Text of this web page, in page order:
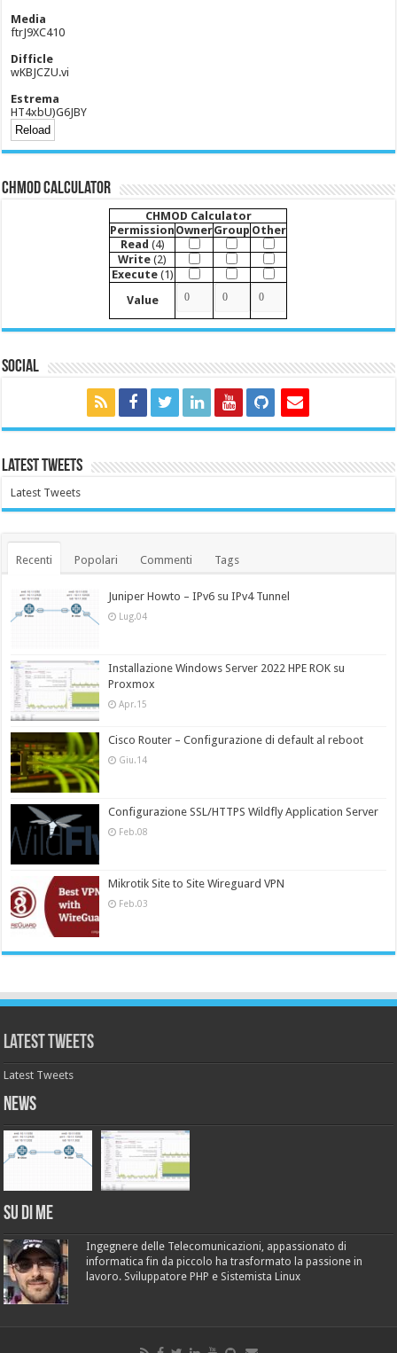
Media
ftrJ9XC410
Difficle
wKBJCZU.vi
Estrema
HT4xbU)G6JBY
CHMOD Calculator
CHMOD Calculator
Permission OwnerGroup Other
Read (4)
Write (2)
Execute(1)
Value
Social
Latest Tweets
Latest Tweets
Recenti Popolari Commenti Tags
Juniper Howto – IPv6 su IPv4 Tunnel
Lug.04
Installazione Windows Server 2022 HPE ROK su
Proxmox
Apr.15
Cisco Router – Configurazione di default al reboot
Giu.14
Configurazione SSL/HTTPS Wildfly Application Server
Feb.08
Mikrotik Site to Site Wireguard VPN
Feb.03
Latest Tweets
Latest Tweets
News
Su di me
Ingegnere delle Telecomunicazioni, appassionato di
informatica fin da piccolo ha trasformato la passione in
lavoro. Sviluppatore PHP e Sistemista Linux